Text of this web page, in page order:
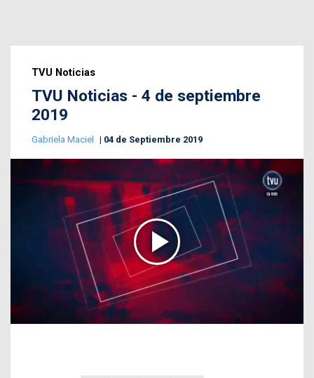
TVU Noticias
TVU Noticias - 4 de septiembre
2019
Gabriela Maciel 04 de Septiembre 2019